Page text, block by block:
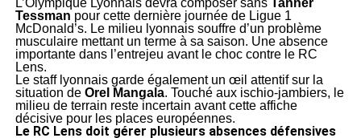
L’Olympique Lyonnais devra composer sans Tanner
Tessman pour cette dernière journée de Ligue 1
McDonald’s. Le milieu lyonnais souffre d’un problème
musculaire mettant un terme à sa saison. Une absence
importante dans l’entrejeu avant le choc contre le RC
Lens.
Le staff lyonnais garde également un œil attentif sur la
situation de Orel Mangala. Touché aux ischio-jambiers, le
milieu de terrain reste incertain avant cette affiche
décisive pour les places européennes.
Le RC Lens doit gérer plusieurs absences défensives